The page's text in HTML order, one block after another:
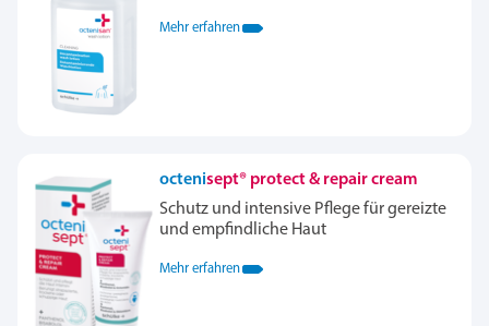
Mehr erfahren
octenisept® protect & repair cream
Schutz und intensive Pflege für gereizte
und empfindliche Haut
Mehr erfahren